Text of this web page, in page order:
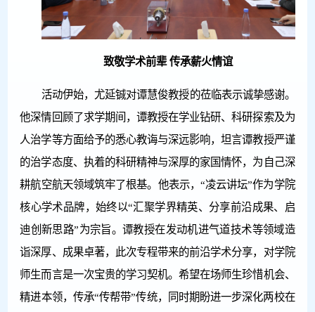
致敬学术前辈 传承薪火情谊
活动伊始，尤延铖对谭慧俊教授的莅临表示诚挚感谢。
他深情回顾了求学期间，谭教授在学业钻研、科研探索及为
人治学等方面给予的悉心教诲与深远影响，坦言谭教授严谨
的治学态度、执着的科研精神与深厚的家国情怀，为自己深
耕航空航天领域筑牢了根基。他表示，“凌云讲坛”作为学院
核心学术品牌，始终以“汇聚学界精英、分享前沿成果、启
迪创新思路”为宗旨。谭教授在发动机进气道技术等领域造
诣深厚、成果卓著，此次专程带来的前沿学术分享，对学院
师生而言是一次宝贵的学习契机。希望在场师生珍惜机会、
精进本领，传承“传帮带”传统，同时期盼进一步深化两校在